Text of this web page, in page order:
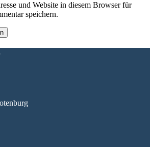
und Website in diesem Browser für
speichern.